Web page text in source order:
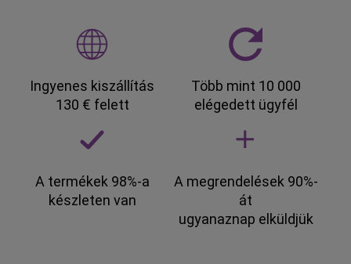
Ingyenes kiszállítás
130 € felett
Több mint 10 000
elégedett ügyfél
A termékek 98%-a
készleten van
A megrendelések 90%-
át
ugyanaznap elküldjük